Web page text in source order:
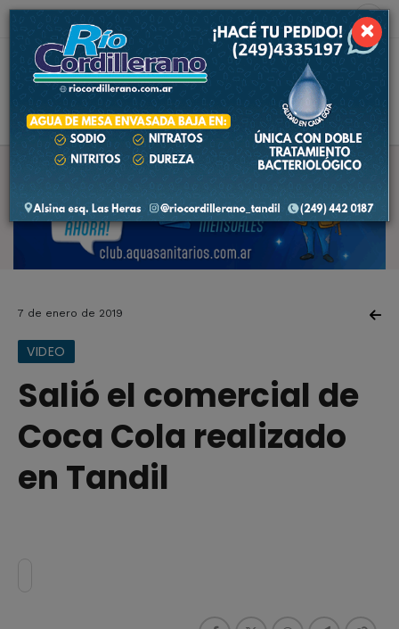
4.9 ºC
7 de enero de 2019
VIDEO
Salió el comercial de
Coca Cola realizado
en Tandil
×